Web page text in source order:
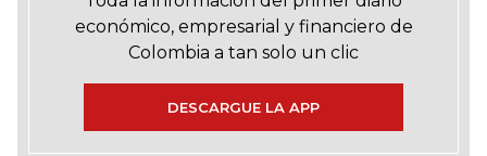
económico, empresarial y financiero de
Colombia a tan solo un clic
DESCARGUE LA APP